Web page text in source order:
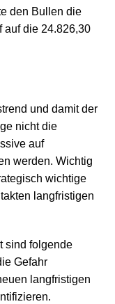
den Bullen die
auf die 24.826,30
und damit der
nicht die
auf
werden. Wichtig
wichtige
langfristigen
sind folgende
Gefahr
langfristigen